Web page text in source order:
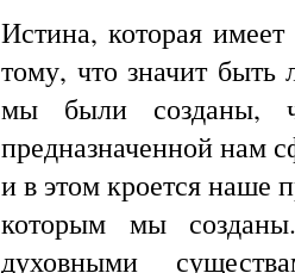
Истина, которая
тому, что значит
мы были созданы,
предназначенной нам
и в этом кроется наше
которым мы
духовными